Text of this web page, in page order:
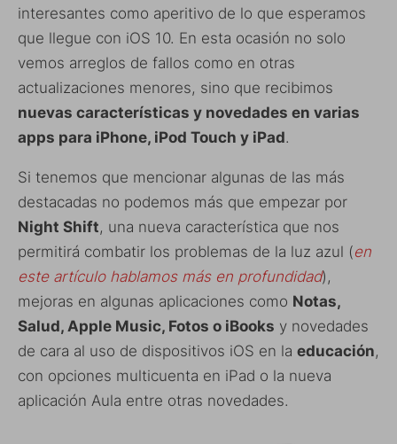
interesantes como aperitivo de lo que esperamos
que llegue con iOS 10. En esta ocasión no solo
vemos arreglos de fallos como en otras
actualizaciones menores, sino que recibimos
nuevas características y novedades en varias
apps para iPhone, iPod Touch y iPad.
Si tenemos que mencionar algunas de las más
destacadas no podemos más que empezar por
Night Shift, una nueva característica que nos
permitirá combatir los problemas de la luz azul (en
este artículo hablamos más en profundidad),
mejoras en algunas aplicaciones como Notas,
Salud, Apple Music, Fotos o iBooks y novedades
de cara al uso de dispositivos iOS en la educación,
con opciones multicuenta en iPad o la nueva
aplicación Aula entre otras novedades.